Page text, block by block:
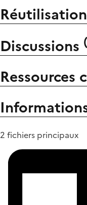
Discussions (
Ressources
2 fichiers principaux